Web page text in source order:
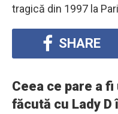
tragică din 1997 la
SHARE
Ceea ce pare a
făcută cu Lady